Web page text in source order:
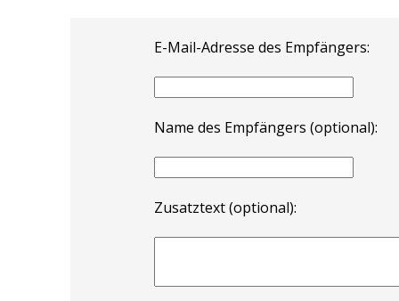
E-Mail-Adresse des Empfängers:
Name des Empfängers (optional):
Zusatztext (optional):